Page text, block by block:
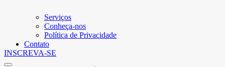
Serviços
Conheça-nos
Política de Privacidade
Contato
INSCREVA-SE